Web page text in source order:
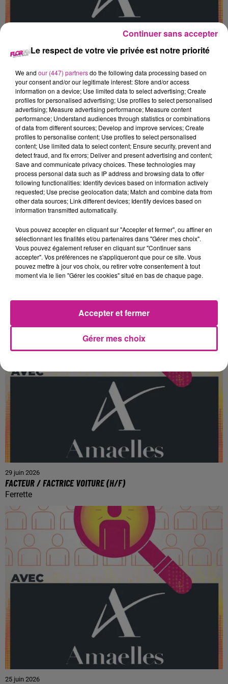
29 juin 2026
EQUIPIER POLYVALENT 35H (H/F)
Colmar
29 juin 2026
CHAUFFEUR-LIVREUR / CHAUFFEUSE-LIVREUSE (H/F)
29 juin 2026
FACTEUR / FACTRICE VOITURE (H/F)
Ferrette
25 juin 2026
Le respect de votre vie privée est notre priorité
We and our (447) partnersdo the following data processing based on
your consent and/or our legitimate interest: Store and/or access
information on a device; Use limited data to select advertising; Create
profiles for personalised advertising; Use profiles to select personalised
advertising; Measure advertising performance; Measure content
performance; Understand audiences through statistics or combinations
of data from different sources; Develop and improve services; Create
profiles to personalise content; Use profiles to select personalised
content; Use limited data to select content; Ensure security, prevent and
detect fraud, and fix errors; Deliver and present advertising and content;
Save and communicate privacy choices. These technologies may
process personal data such as IP address and browsing data to offer
following functionalities: Identify devices based on information actively
requested; Use precise geolocation data; Match and combine data from
other data sources; Link different devices; Identify devices based on
information transmitted automatically.
Vous pouvez accepter en cliquant sur "Accepter et fermer", ou affiner en
sélectionnant les finalités et/ou partenaires dans "Gérer mes choix".
Vous pouvez également refuser en cliquant sur "Continuer sans
accepter". Vos préférences ne s'appliqueront que pour ce site. Vous
pouvez mettre à jour vos choix, ou retirer votre consentement à tout
moment via le lien "Gérer les cookies" situé en bas de chaque page.
Gérer mes choix
Accepter et fermer
Continuer sans accepter